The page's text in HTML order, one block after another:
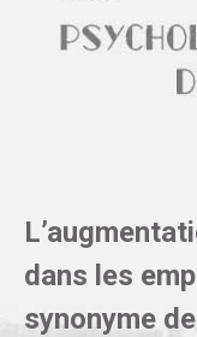
dans les
synonyme